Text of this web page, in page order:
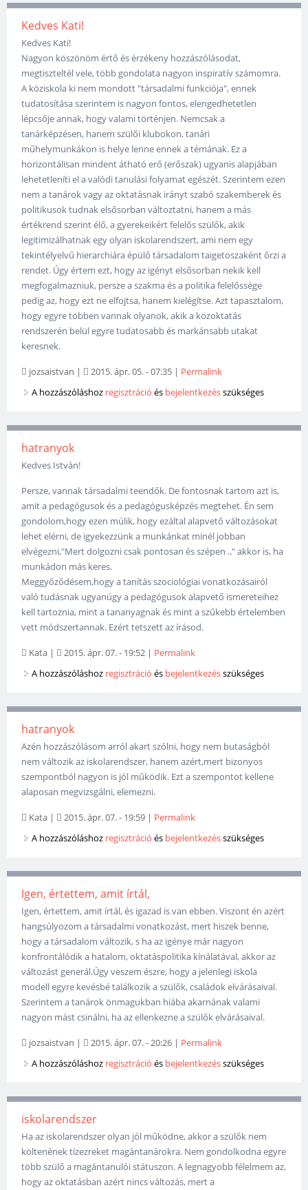
Kedves Kati!
Kedves Kati!
Nagyon köszönöm értő és érzékeny hozzászólásodat,
megtiszteltél vele, több gondolata nagyon inspiratív számomra.
A köziskola ki nem mondott "társadalmi funkciója", ennek
tudatosítása szerintem is nagyon fontos, elengedhetetlen
lépcsője annak, hogy valami történjen. Nemcsak a
tanárképzésen, hanem szülői klubokon, tanári
műhelymunkákon is helye lenne ennek a témának. Ez a
horizontálisan mindent átható erő (erőszak) ugyanis alapjában
lehetetleníti el a valódi tanulási folyamat egészét. Szerintem ezen
nem a tanárok vagy az oktatásnak irányt szabó szakemberek és
politikusok tudnak elsősorban változtatni, hanem a más
értékrend szerint élő, a gyerekeikért felelős szülők, akik
legitimizálhatnak egy olyan iskolarendszert, ami nem egy
tekintélyelvű hierarchiára épülő társadalom taigetoszaként őrzi a
rendet. Úgy értem ezt, hogy az igényt elsősorban nekik kell
megfogalmazniuk, persze a szakma és a politika felelőssége
pedig az, hogy ezt ne elfojtsa, hanem kielégítse. Azt tapasztalom,
hogy egyre többen vannak olyanok, akik a közoktatás
rendszerén belül egyre tudatosabb és markánsabb utakat
keresnek.
jozsaistvan | 2015. ápr. 05. - 07:35 | Permalink
A hozzászóláshoz regisztráció és bejelentkezésszükséges
hatranyok
Kedves István!
Persze, vannak társadalmi teendők. De fontosnak tartom azt is,
amit a pedagógusok és a pedagógusképzés megtehet. Én sem
gondolom,hogy ezen múlik, hogy ezáltal alapvető változásokat
lehet elérni, de igyekezzünk a munkánkat minél jobban
elvégezni,"Mert dolgozni csak pontosan és szépen .." akkor is, ha
munkádon más keres.
Meggyőződésem,hogy a tanítás szociológiai vonatkozásairól
való tudásnak ugyanúgy a pedagógusok alapvető ismereteihez
kell tartoznia, mint a tananyagnak és mint a szűkebb értelemben
vett módszertannak. Ezért tetszett az írásod.
Kata | 2015. ápr. 07. - 19:52 | Permalink
A hozzászóláshoz regisztráció és bejelentkezésszükséges
hatranyok
Azén hozzászólásom arról akart szólni, hogy nem butaságból
nem változik az iskolarendszer, hanem azért,mert bizonyos
szempontból nagyon is jól működik. Ezt a szempontot kellene
alaposan megvizsgálni, elemezni.
Kata | 2015. ápr. 07. - 19:59 | Permalink
A hozzászóláshoz regisztráció és bejelentkezésszükséges
Igen, értettem, amit írtál,
Igen, értettem, amit írtál, és igazad is van ebben. Viszont én azért
hangsúlyozom a társadalmi vonatkozást, mert hiszek benne,
hogy a társadalom változik, s ha az igénye már nagyon
konfrontálódik a hatalom, oktatáspolitika kínálatával, akkor az
változást generál.Úgy veszem észre, hogy a jelenlegi iskola
modell egyre kevésbé találkozik a szülők, családok elvárásaival.
Szerintem a tanárok önmagukban hiába akarnának valami
nagyon mást csinálni, ha az ellenkezne a szülők elvárásaival.
jozsaistvan | 2015. ápr. 07. - 20:26 | Permalink
A hozzászóláshoz regisztráció és bejelentkezésszükséges
iskolarendszer
Ha az iskolarendszer olyan jól működne, akkor a szülők nem
költenének tízezreket magántanárokra. Nem gondolkodna egyre
több szülő a magántanulói státuszon. A legnagyobb félelmem az,
hogy az oktatásban azért nincs változás, mert a